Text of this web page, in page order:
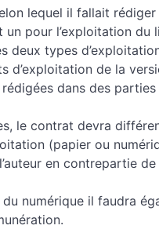
lequel il fallait
pour l’exploitation du
deux types
d’exploitation de la
dans des
le contrat devra
(papier ou
en contrepartie
numérique il faudra